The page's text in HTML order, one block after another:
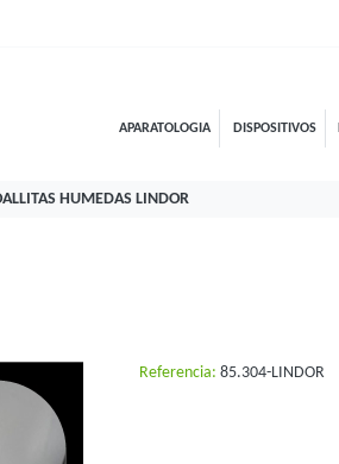
APARATOLOGIA DISPOSITIVOS
HUMEDAS LINDOR
Referencia: 85.304-LINDOR